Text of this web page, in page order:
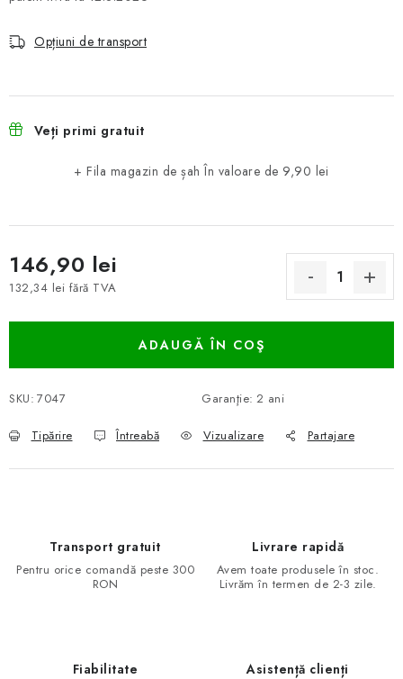
Opțiuni de transport
Veți primi gratuit
+ Fila magazin de șahÎn valoare de 9,90 lei
146,90 lei
132,34 lei fără TVA
ADAUGĂ ÎN COŞ
SKU: 7047 Garanţie: 2 ani
Tipărire Întreabă Vizualizare Partajare
Transport gratuit
Pentru orice comandă peste 300
RON
Livrare rapidă
Avem toate produsele în stoc.
Livrăm în termen de 2-3 zile.
Fiabilitate Asistență clienți